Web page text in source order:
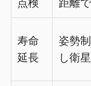
点検
距離
寿命
延長
姿勢
し衛